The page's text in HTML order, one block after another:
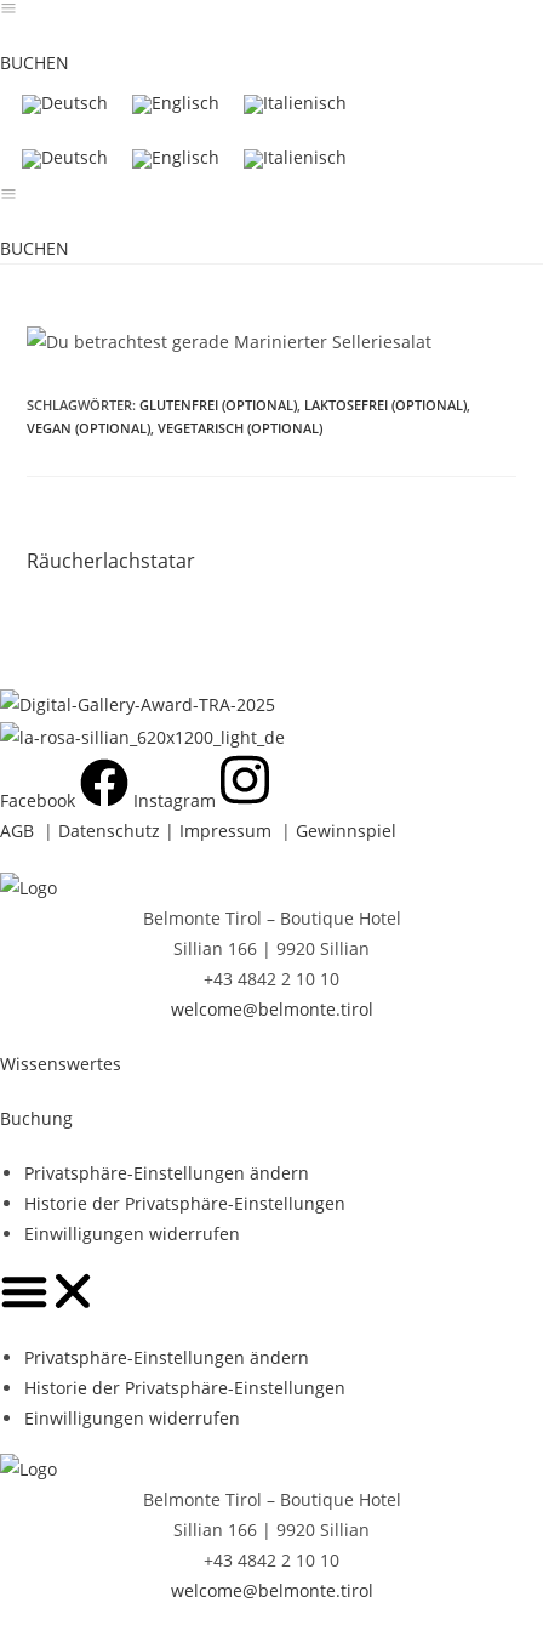
Zum
springen
BUCHEN
BUCHEN
SCHLAGWÖRTER:GLUTENFREI (OPTIONAL), LAKTOSEFREI (OPTIONAL),
VEGAN (OPTIONAL), VEGETARISCH (OPTIONAL)
Artikel
ansehen
Räucherlachstatar
Facebook
Instagram
AGB | Datenschutz | Impressum | Gewinnspiel
Belmonte Tirol – Boutique Hotel
Sillian 166 | 9920 Sillian
+43 4842 2 10 10
welcome@belmonte.tirol
Wissenswertes
Buchung
Privatsphäre-Einstellungen ändern
Historie der Privatsphäre-Einstellungen
Einwilligungen widerrufen
Privatsphäre-Einstellungen ändern
Historie der Privatsphäre-Einstellungen
Einwilligungen widerrufen
Belmonte Tirol – Boutique Hotel
Sillian 166 | 9920 Sillian
+43 4842 2 10 10
welcome@belmonte.tirol